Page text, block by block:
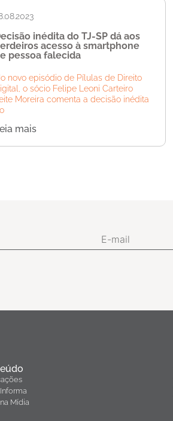
inédita do TJ-SP dá aos
acesso à smartphone
pessoa falecida
novo episódio de Pílulas de Direito
o sócio Felipe Leoni Carteiro
Moreira comenta a decisão inédita
mais
Mídia